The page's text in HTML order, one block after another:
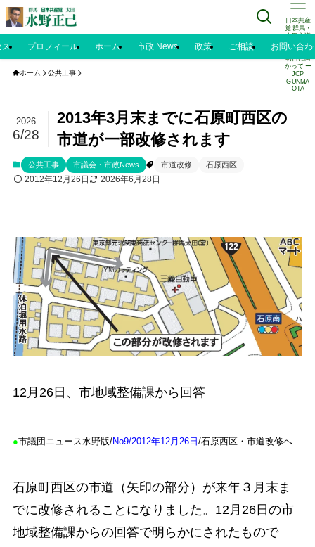
日本共産
党 群馬・
太田市議
水野正己
のブログ |
明日に向
かって ー
JCP
GUNMA
OTA
ス プロフィール ホーム 市政 News 政策 ご相談 お問い合わ
ホーム 公共工事
2013年3月末までに石原町西区の
市道が一部改修されます
2026
6/28
公共工事 市議会・市政News 市道改修 石原西区
2012年12月26日 2026年6月28日
12月26日、市地域整備課から回答
●市議団ニュース水野版/No9/2012年12月26日/石原西区・市道改修へ
石原町西区の市道（矢印の部分）が来年３月末ま
でに改修されることになりました。12月26日の市
地域整備課からの回答で明らかにされたもので